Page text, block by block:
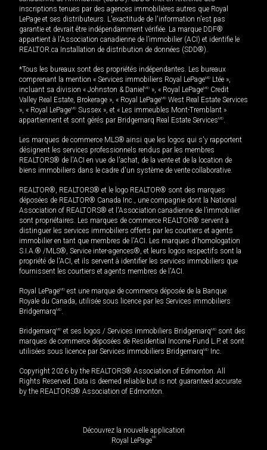
inscriptions tenues par des agences immobilières autres que Royal
LePage et ses distributeurs. L'exactitude de l'information n'est pas
garantie et devrait être indépendamment vérifiée. La marque DDF®
appartient à l'Association canadienne de l’immobilier (ACI) et identifie le
REALTOR.ca Installation de distribution de données (SDD®).
*Tous les bureaux sont des propriétés indépendantes. Les bureaux
comprenant la mention « Services immobiliers Royal LePageMD Ltée »,
incluant sa division « Johnston & Daniel MD », « Royal LePageMD Credit
Valley Real Estate, Brokerage », « Royal LePageMD West Real Estate Services
», « Royal LePageMD Sussex », et « Les immeubles Mont-Tremblant »
appartiennent et sont gérés par Bridgemarq Real Estate ServicesMD.
Les marques de commerce MLS® ainsi que les logos qui s'y rapportent
désignent les services professionnels rendus par les membres
REALTORS® de l'ACI en vue de l'achat, de la vente et de la location de
biens immobiliers dans le cadre d'un système de vente collaborative.
REALTOR®, REALTORS® et le logo REALTOR® sont des marques
déposées de REALTOR® Canada Inc., une compagnie dont la National
Association of REALTORS® et l'Association canadienne de l’immobilier
sont propriétaires. Les marques de commerce REALTOR® servent à
distinguer les services immobiliers offerts par les courtiers et agents
immobilier en tant que membres de l'ACI. Les marques d'homologation
S.I.A.® /MLS®, Service inter-agences®, et leurs logos respectifs sont la
propriété de l'ACI, et ils servent à identifier les services immobiliers que
fournissent les courtiers et agents membres de l'ACI.
Royal LePageMD est une marque de commerce déposée de la Banque
Royale du Canada, utilisée sous licence par les Services immobiliers
BridgemarqMD.
BridgemarqMD et ses logos / Services immobiliers BridgemarqMD sont des
marques de commerce déposées de Residential Income Fund L.P. et sont
utilisées sous licence par Services immobiliers BridgemarqMD Inc.
Copyright 2026 by the REALTORS® Association of Edmonton. All
Rights Reserved. Data is deemed reliable but is not guaranteed accurate
by the REALTORS® Association of Edmonton.
Découvrez la nouvelle application
Royal LePageMD